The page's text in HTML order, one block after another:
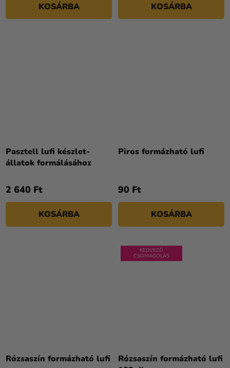
KOSÁRBA KOSÁRBA
Pasztell lufi készlet-
állatok formálásához
2 640 Ft
KOSÁRBA
Piros formázható lufi
90 Ft
KOSÁRBA
Rózsaszín formázható lufi
KEDVEZŐ
CSOMAGOLÁS
Rózsaszín formázható lufi